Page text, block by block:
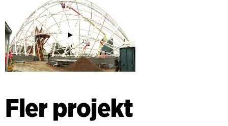
Fler projekt